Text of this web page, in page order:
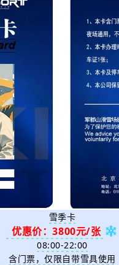
雪季卡
优惠价：3800元/张
08:00-22:00
含门票，仅限自带雪具使用